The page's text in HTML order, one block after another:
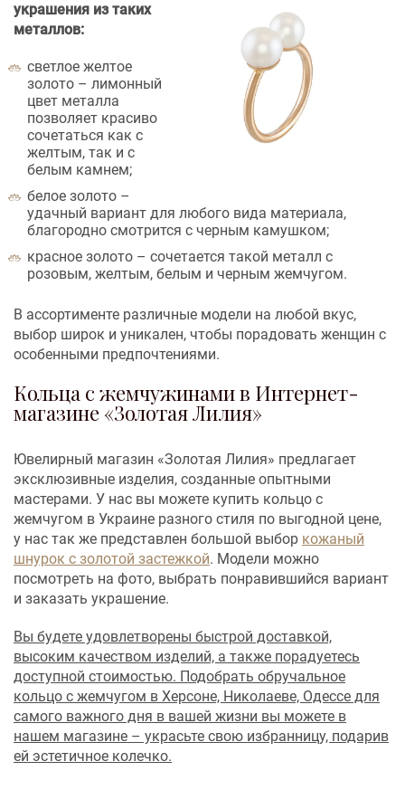
украшения из таких
металлов:
светлое желтое
золото – лимонный
цвет металла
позволяет красиво
сочетаться как с
желтым, так и с
белым камнем;
белое золото –
удачный вариант для любого вида материала,
благородно смотрится с черным камушком;
красное золото – сочетается такой металл с
розовым, желтым, белым и черным жемчугом.
В ассортименте различные модели на любой вкус,
выбор широк и уникален, чтобы порадовать женщин с
особенными предпочтениями.
Кольца с жемчужинами в Интернет-
магазине «Золотая Лилия»
Ювелирный магазин «Золотая Лилия» предлагает
эксклюзивные изделия, созданные опытными
мастерами. У нас вы можете купить кольцо с
жемчугом в Украине разного стиля по выгодной цене,
у нас так же представлен большой выбор кожаный
шнурок с золотой застежкой. Модели можно
посмотреть на фото, выбрать понравившийся вариант
и заказать украшение.
Вы будете удовлетворены быстрой доставкой,
высоким качеством изделий, а также порадуетесь
доступной стоимостью. Подобрать обручальное
кольцо с жемчугом в Херсоне, Николаеве, Одессе для
самого важного дня в вашей жизни вы можете в
нашем магазине – украсьте свою избранницу, подарив
ей эстетичное колечко.